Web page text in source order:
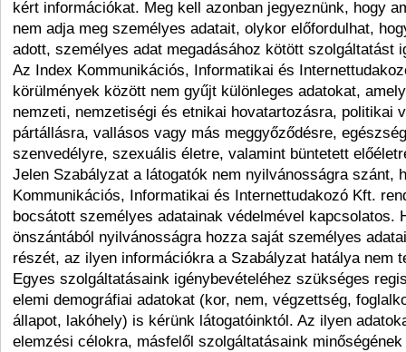
kért információkat. Meg kell azonban jegyeznünk, hogy
nem adja meg személyes adatait, olykor előfordulhat,
adott, személyes adat megadásához kötött szolgáltatást
Az Index Kommunikációs, Informatikai és
körülmények között nem gyűjt különleges adatokat,
nemzeti, nemzetiségi és etnikai hovatartozásra, politikai
pártállásra, vallásos vagy más meggyőződésre,
szenvedélyre, szexuális életre, valamint büntetett
Jelen Szabályzat a látogatók nem nyilvánosságra szánt,
Kommunikációs, Informatikai és Internettudakozó Kft.
bocsátott személyes adatainak védelmével kapcsolatos.
önszántából nyilvánosságra hozza saját személyes
részét, az ilyen információkra a Szabályzat hatálya nem
Egyes szolgáltatásaink igénybevételéhez szükséges
elemi demográfiai adatokat (kor, nem, végzettség,
állapot, lakóhely) is kérünk látogatóinktól. Az ilyen
elemzési célokra, másfelől szolgáltatásaink